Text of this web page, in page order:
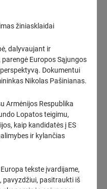
stiprinama elektros
generacijai
MBA gamyklos teritorijos
žiniasklaidai
dalyvaujant ir
Europos Sąjungos
Dokumentui
Nikolas Pašinianas.
Armėnijos Respublika
Lopatos teigimu,
kaip kandidatės į ES
ir kylančias
tekste įvardijame,
pavyzdžiui, pasitraukti iš